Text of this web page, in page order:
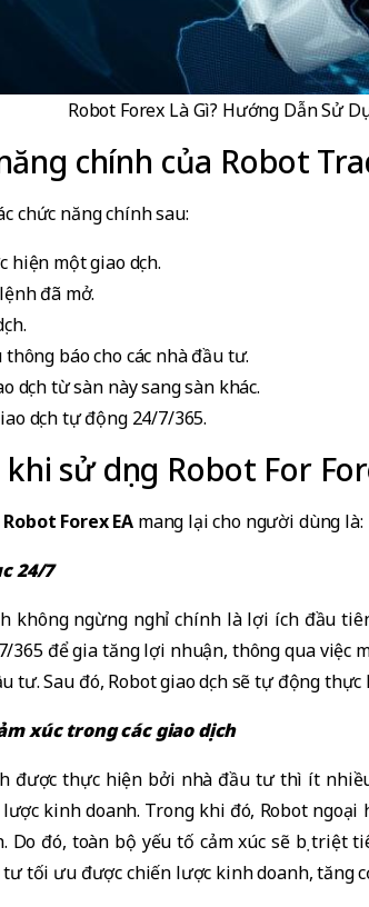
Robot Forex Là Gì? Hướng Dẫn Sử
chính của Robot
chức năng chính sau:
hiện một giao dịch.
đã mở.
báo cho các nhà đầu tư.
dịch từ sàn này sang sàn khác.
dịch tự động 24/7/365.
sử dụng Robot For
Robot Forex EA mang lại cho người dùng là:
24/7
không ngừng nghỉ chính là lợi ích đầu
365 để gia tăng lợi nhuận, thông qua việc
tư. Sau đó, Robot giao dịch sẽ tự động
xúc trong các giao dịch
được thực hiện bởi nhà đầu tư thì ít
kinh doanh. Trong khi đó, Robot
Do đó, toàn bộ yếu tố cảm xúc sẽ bị triệt
tối ưu được chiến lược kinh doanh, tăng